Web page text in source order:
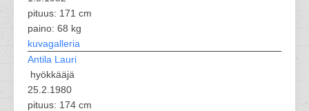
pituus: 171 cm
paino: 68 kg
kuvagalleria
Antila Lauri
hyökkääjä
25.2.1980
pituus: 174 cm